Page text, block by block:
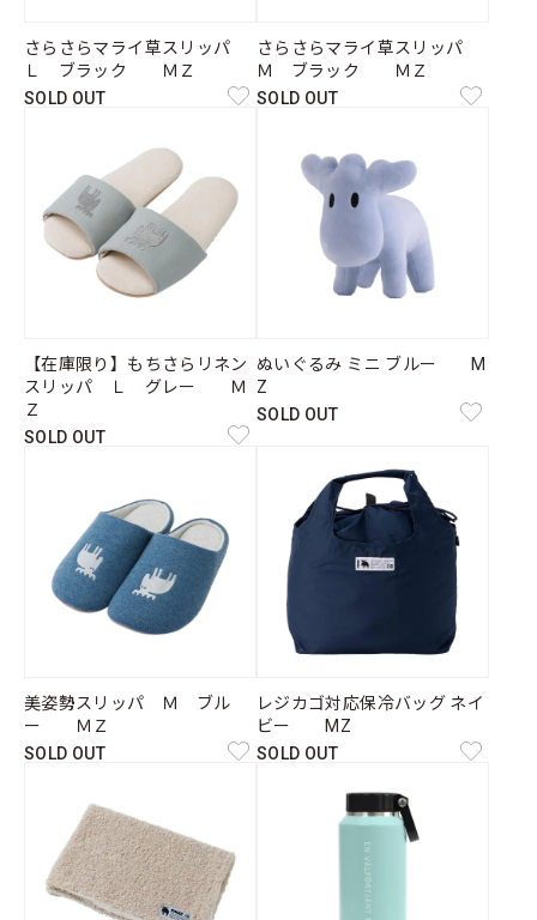
さらさらマライ草スリッパ
Ｌ ブラック ＭＺ
SOLD OUT
さらさらマライ草スリッパ
Ｍ ブラック ＭＺ
SOLD OUT
【在庫限り】もちさらリネン
スリッパ Ｌ グレー Ｍ
Ｚ
SOLD OUT
ぬいぐるみ ミニ ブルー M
Z
SOLD OUT
美姿勢スリッパ Ｍ ブル
ー ＭＺ
SOLD OUT
レジカゴ対応保冷バッグ ネイ
ビー MZ
SOLD OUT